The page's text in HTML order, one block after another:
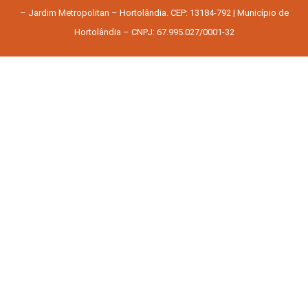
– Jardim Metropolitan – Hortolândia. CEP: 13184-792 | Município de
Hortolândia – CNPJ: 67.995.027/0001-32